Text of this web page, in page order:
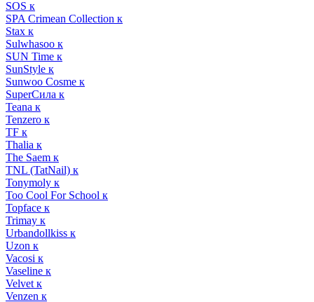
SOS к
SPA Crimean Collection к
Stax к
Sulwhasoo к
SUN Time к
SunStyle к
Sunwoo Cosme к
SuperСила к
Teana к
Tenzero к
TF к
Thalia к
The Saem к
TNL (TatNail) к
Tonymoly к
Too Cool For School к
Topface к
Trimay к
Urbandollkiss к
Uzon к
Vacosi к
Vaseline к
Velvet к
Venzen к